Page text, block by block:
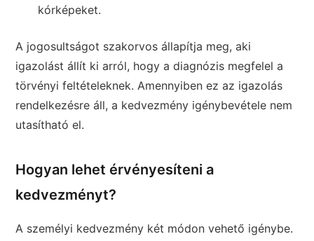
kórképeket.
A jogosultságot szakorvos állapítja meg, aki
igazolást állít ki arról, hogy a diagnózis megfelel a
törvényi feltételeknek. Amennyiben ez az igazolás
rendelkezésre áll, a kedvezmény igénybevétele nem
utasítható el.
Hogyan lehet érvényesíteni a
kedvezményt?
A személyi kedvezmény két módon vehető igénybe.